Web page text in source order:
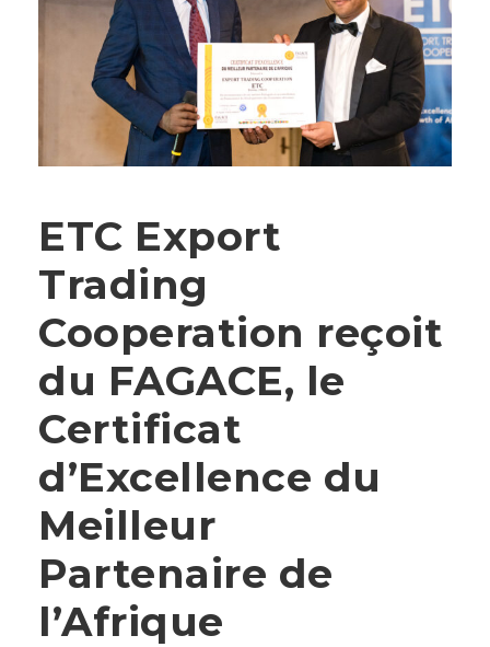
ETC Export
Trading
Cooperation reçoit
du FAGACE, le
Certificat
d’Excellence du
Meilleur
Partenaire de
l’Afrique